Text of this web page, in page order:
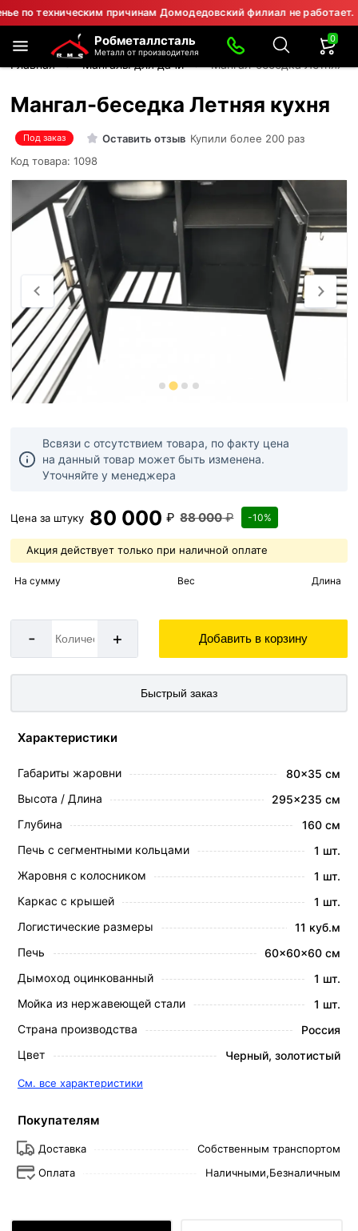
причинам Домодедовский филиал не работает.
Робметаллсталь
Металл от производителя
0
Главная Мангалы для дачи Мангал-беседка Летняя
Мангал-беседка Летняя кухня
Под заказ Оставить отзыв Купили более 200 раз
Код товара: 1098
Всвязи с отсутствием товара, по факту цена
на данный товар может быть изменена.
Уточняйте у менеджера
Цена за штуку 80 000 ₽ 88 000₽ -10%
Акция действует только при наличной оплате
На сумму Вес Длина
- + Добавить в корзину
Быстрый заказ
Характеристики
Габариты жаровни
80x35 см
Высота / Длина
295x235 см
Глубина
160 см
Печь с сегментными кольцами
1 шт.
Жаровня с колосником
1 шт.
Каркас с крышей
1 шт.
Логистические размеры
11 куб.м
Печь
60x60x60 см
Дымоход оцинкованный
1 шт.
Мойка из нержавеющей стали
1 шт.
Страна производства
Россия
Цвет
Черный, золотистый
См. все характеристики
Покупателям
Доставка
Собственным транспортом
Оплата
Наличными,Безналичным